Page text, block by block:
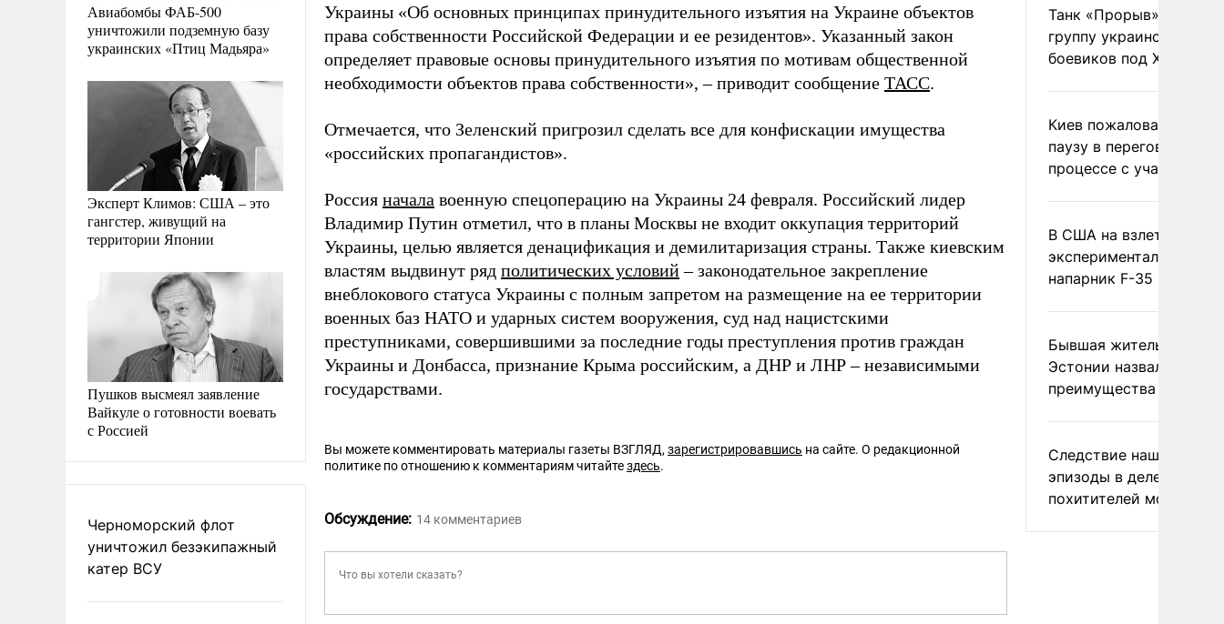
Авиабомбы ФАБ-500
уничтожили подземную базу
украинских «Птиц Мадьяра»
Эксперт Климов: США – это
гангстер, живущий на
территории Японии
Пушков высмеял заявление
Вайкуле о готовности воевать
с Россией
Черноморский флот
уничтожил безэкипажный
катер ВСУ
Украины «Об основных принципах принудительного изъятия на Украине объектов
права собственности Российской Федерации и ее резидентов». Указанный закон
определяет правовые основы принудительного изъятия по мотивам общественной
необходимости объектов права собственности», – приводит сообщение ТАСС.
Отмечается, что Зеленский пригрозил сделать все для конфискации имущества
«российских пропагандистов».
Россия начала военную спецоперацию на Украины 24 февраля. Российский лидер
Владимир Путин отметил, что в планы Москвы не входит оккупация территорий
Украины, целью является денацификация и демилитаризация страны. Также киевским
властям выдвинут ряд политических условий– законодательное закрепление
внеблокового статуса Украины с полным запретом на размещение на ее территории
военных баз НАТО и ударных систем вооружения, суд над нацистскими
преступниками, совершившими за последние годы преступления против граждан
Украины и Донбасса, признание Крыма российским, а ДНР и ЛНР – независимыми
государствами.
Вы можете комментировать материалы газеты ВЗГЛЯД, зарегистрировавшись на сайте. О редакционной
политике по отношению к комментариям читайтездесь.
Обсуждение: 14 комментариев
Танк «Прорыв»
группу украинских
боевиков под
Киев пожаловался на
паузу в переговорном
процессе с участием
В США на взлете
экспериментальный
напарник F-35
Бывшая жительница
Эстонии назвала
преимущества России
Следствие нашло
эпизоды в деле
похитителей москвичек